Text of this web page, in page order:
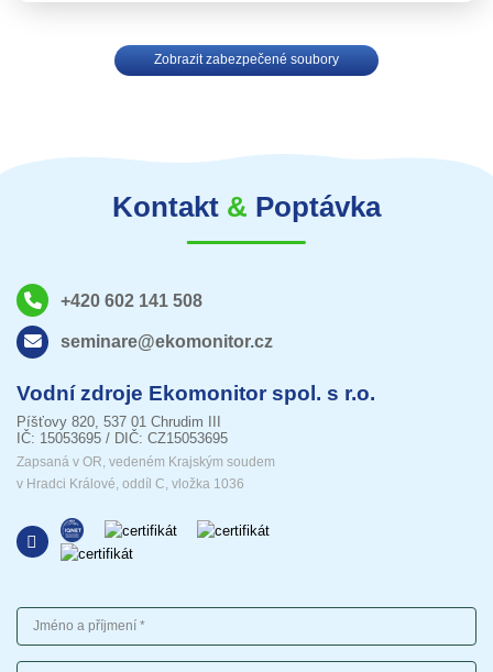
Zobrazit zabezpečené soubory
Kontakt & Poptávka
+420 602 141 508
seminare@ekomonitor.cz
Vodní zdroje Ekomonitor spol. s r.o.
Píšťovy 820, 537 01 Chrudim III
IČ: 15053695 / DIČ: CZ15053695
Zapsaná v OR, vedeném Krajským soudem
v Hradci Králové, oddíl C, vložka 1036
Jméno a příjmení
Telefon